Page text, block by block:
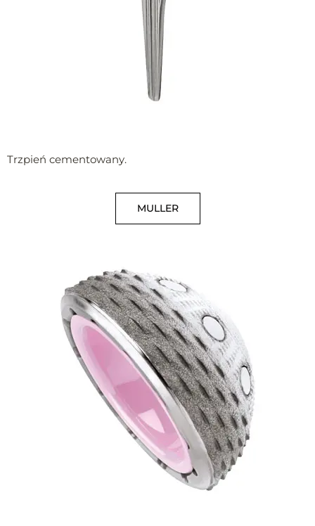
Trzpień cementowany.
MULLER